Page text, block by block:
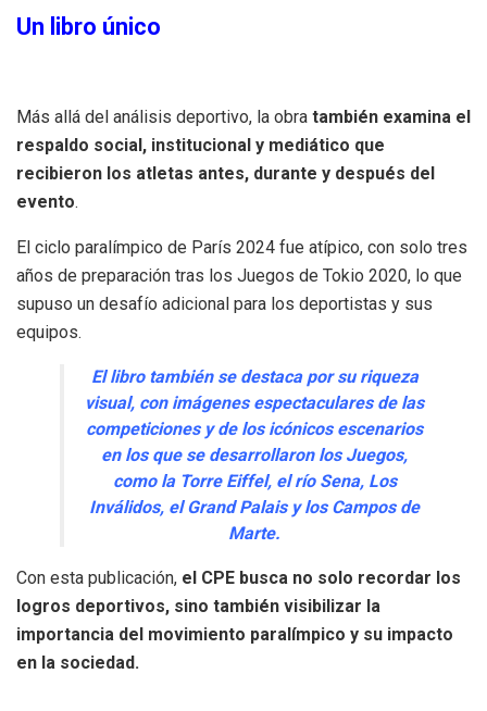
Un libro único
Más allá del análisis deportivo, la obra también examina el
respaldo social, institucional y mediático que
recibieron los atletas antes, durante y después del
evento.
El ciclo paralímpico de París 2024 fue atípico, con solo tres
años de preparación tras los Juegos de Tokio 2020, lo que
supuso un desafío adicional para los deportistas y sus
equipos.
El libro también se destaca por su riqueza
visual, con imágenes espectaculares de las
competiciones y de los icónicos escenarios
en los que se desarrollaron los Juegos,
como la Torre Eiffel, el río Sena, Los
Inválidos, el Grand Palais y los Campos de
Marte.
Con esta publicación, el CPE busca no solo recordar los
logros deportivos, sino también visibilizar la
importancia del movimiento paralímpico y su impacto
en la sociedad.